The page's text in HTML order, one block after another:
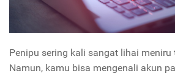
Penipu sering kali sangat lihai
Namun, kamu bisa mengenali akun